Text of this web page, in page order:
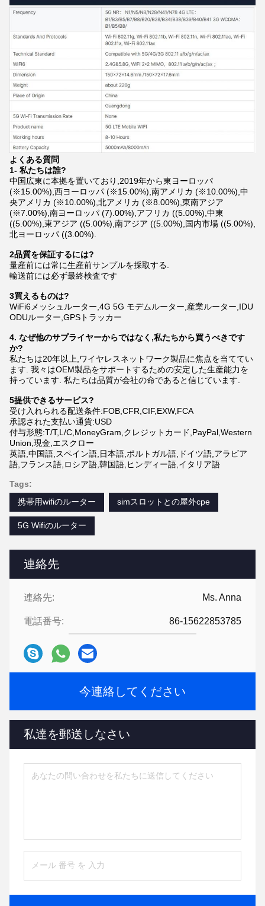
連絡先
連絡先: Ms. Anna
電話番号: 86-15622853785
今連絡してください
私達を郵送しなさい
よくある質問
1- 私たちは誰?
中国広東に本拠を置いており,2019年から東ヨーロッパ
(※15.00%),西ヨーロッパ (※15.00%),南アメリカ (※10.00%),中
央アメリカ (※10.00%),北アメリカ (※8.00%),東南アジア
(※7.00%),南ヨーロッパ (7).00%),アフリカ ((5.00%),中東
((5.00%),東アジア ((5.00%),南アジア ((5.00%),国内市場 ((5.00%),
北ヨーロッパ ((3.00%).
2品質を保証するには?
量産前には常に生産前サンプルを採取する.
輸送前には必ず最終検査です
3買えるものは?
WiFi6メッシュルーター,4G 5G モデムルーター,産業ルーター,IDU
ODUルーター,GPSトラッカー
4. なぜ他のサプライヤーからではなく,私たちから買うべきです
か?
私たちは20年以上,ワイヤレスネットワーク製品に焦点を当ててい
ます. 我々はOEM製品をサポートするための安定した生産能力を
持っています. 私たちは品質が会社の命であると信じています.
5提供できるサービス?
受け入れられる配送条件:FOB,CFR,CIF,EXW,FCA
承認された支払い通貨:USD
付与形態:T/T,L/C,MoneyGram,クレジットカード,PayPal,Western
Union,現金,エスクロー
英語,中国語,スペイン語,日本語,ポルトガル語,ドイツ語,アラビア
語,フランス語,ロシア語,韓国語,ヒンディー語,イタリア語
Tags:
携帯用wifiのルーター
simスロットとの屋外cpe
5G Wifiのルーター